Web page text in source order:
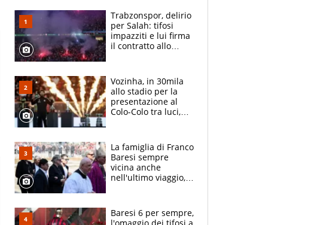
Trabzonspor, delirio
per Salah: tifosi
impazziti e lui firma
il contratto allo
Vozinha, in 30mila
allo stadio per la
presentazione al
Colo-Colo tra luci,
La famiglia di Franco
Baresi sempre
vicina anche
nell'ultimo viaggio,
circondati
dall'affetto dei tifosi
Baresi 6 per sempre,